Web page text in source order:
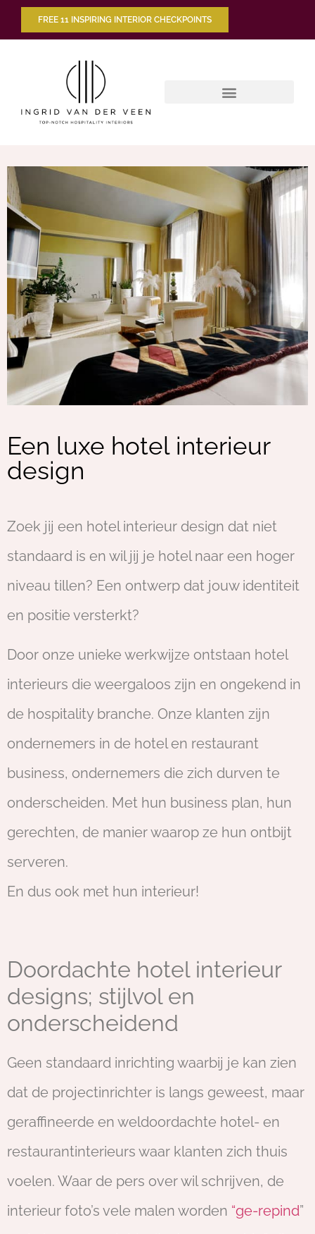
FREE 11 INSPIRING INTERIOR CHECKPOINTS
Een luxe hotel interieur
design
Zoek jij een hotel interieur design dat niet
standaard is en wil jij je hotel naar een hoger
niveau tillen? Een ontwerp dat jouw identiteit
en positie versterkt?
Door onze unieke werkwijze ontstaan hotel
interieurs die weergaloos zijn en ongekend in
de hospitality branche. Onze klanten zijn
ondernemers in de hotel en restaurant
business, ondernemers die zich durven te
onderscheiden. Met hun business plan, hun
gerechten, de manier waarop ze hun ontbijt
serveren.
En dus ook met hun interieur!
Doordachte hotel interieur
designs; stijlvol en
onderscheidend
Geen standaard inrichting waarbij je kan zien
dat de projectinrichter is langs geweest, maar
geraffineerde en weldoordachte hotel- en
restaurantinterieurs waar klanten zich thuis
voelen. Waar de pers over wil schrijven, de
interieur foto’s vele malen worden “ge-repind”